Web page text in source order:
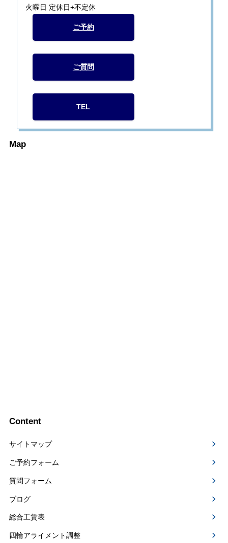
火曜日 定休日+不定休
ご予約
ご質問
TEL
Map
Content
サイトマップ
ご予約フォーム
質問フォーム
ブログ
総合工賃表
四輪アライメント調整